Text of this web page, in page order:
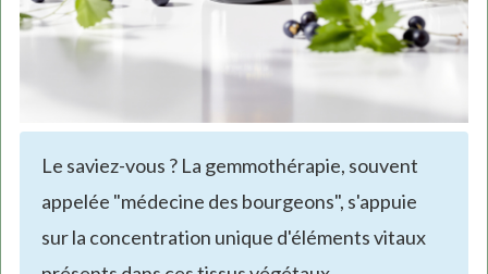
Le saviez-vous ? La gemmothérapie, souvent
appelée "médecine des bourgeons", s'appuie
sur la concentration unique d'éléments vitaux